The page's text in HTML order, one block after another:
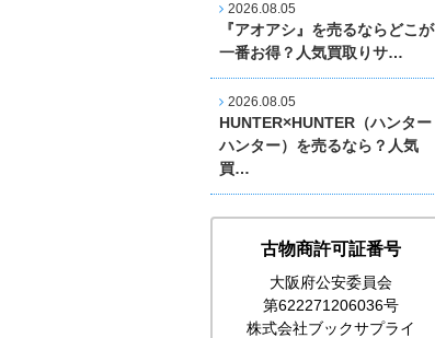
2026.08.05
『アオアシ』を売るならどこが
一番お得？人気買取りサ…
2026.08.05
HUNTER×HUNTER（ハンター
ハンター）を売るなら？人気
買…
古物商許可証番号
大阪府公安委員会
第622271206036号
株式会社ブックサプライ